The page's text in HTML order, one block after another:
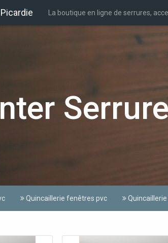
La boutique en ligne de serrures,
Quincaillerie fenêtres pvc